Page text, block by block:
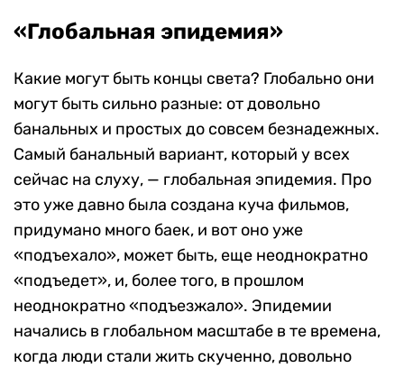
«Глобальная эпидемия»
Какие могут быть концы света? Глобально они
могут быть сильно разные: от довольно
банальных и простых до совсем безнадежных.
Самый банальный вариант, который у всех
сейчас на слуху, — глобальная эпидемия. Про
это уже давно была создана куча фильмов,
придумано много баек, и вот оно уже
«подъехало», может быть, еще неоднократно
«подъедет», и, более того, в прошлом
неоднократно «подъезжало». Эпидемии
начались в глобальном масштабе в те времена,
когда люди стали жить скученно, довольно